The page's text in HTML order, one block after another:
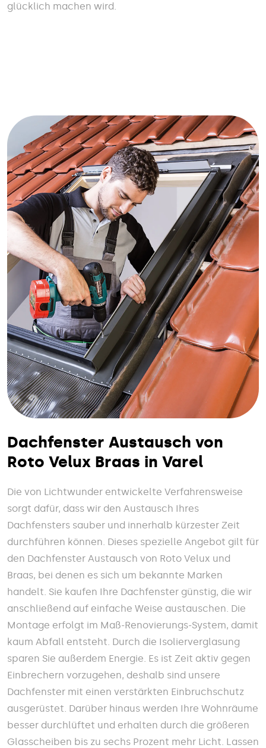
glücklich machen wird.
Dachfenster Austausch von
Roto Velux Braas in Varel
Die von Lichtwunder entwickelte Verfahrensweise
sorgt dafür, dass wir den Austausch Ihres
Dachfensters sauber und innerhalb kürzester Zeit
durchführen können. Dieses spezielle Angebot gilt für
den Dachfenster Austausch von Roto Velux und
Braas, bei denen es sich um bekannte Marken
handelt. Sie kaufen Ihre Dachfenster günstig, die wir
anschließend auf einfache Weise austauschen. Die
Montage erfolgt im Maß-Renovierungs-System, damit
kaum Abfall entsteht. Durch die Isolierverglasung
sparen Sie außerdem Energie. Es ist Zeit aktiv gegen
Einbrechern vorzugehen, deshalb sind unsere
Dachfenster mit einen verstärkten Einbruchschutz
ausgerüstet. Darüber hinaus werden Ihre Wohnräume
besser durchlüftet und erhalten durch die größeren
Glasscheiben bis zu sechs Prozent mehr Licht. Lassen